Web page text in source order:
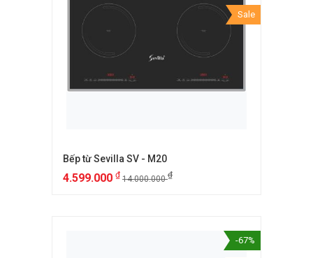
Sale
Bếp từ Sevilla SV - M20
4.599.000 ₫ 14.000.000₫
-67%